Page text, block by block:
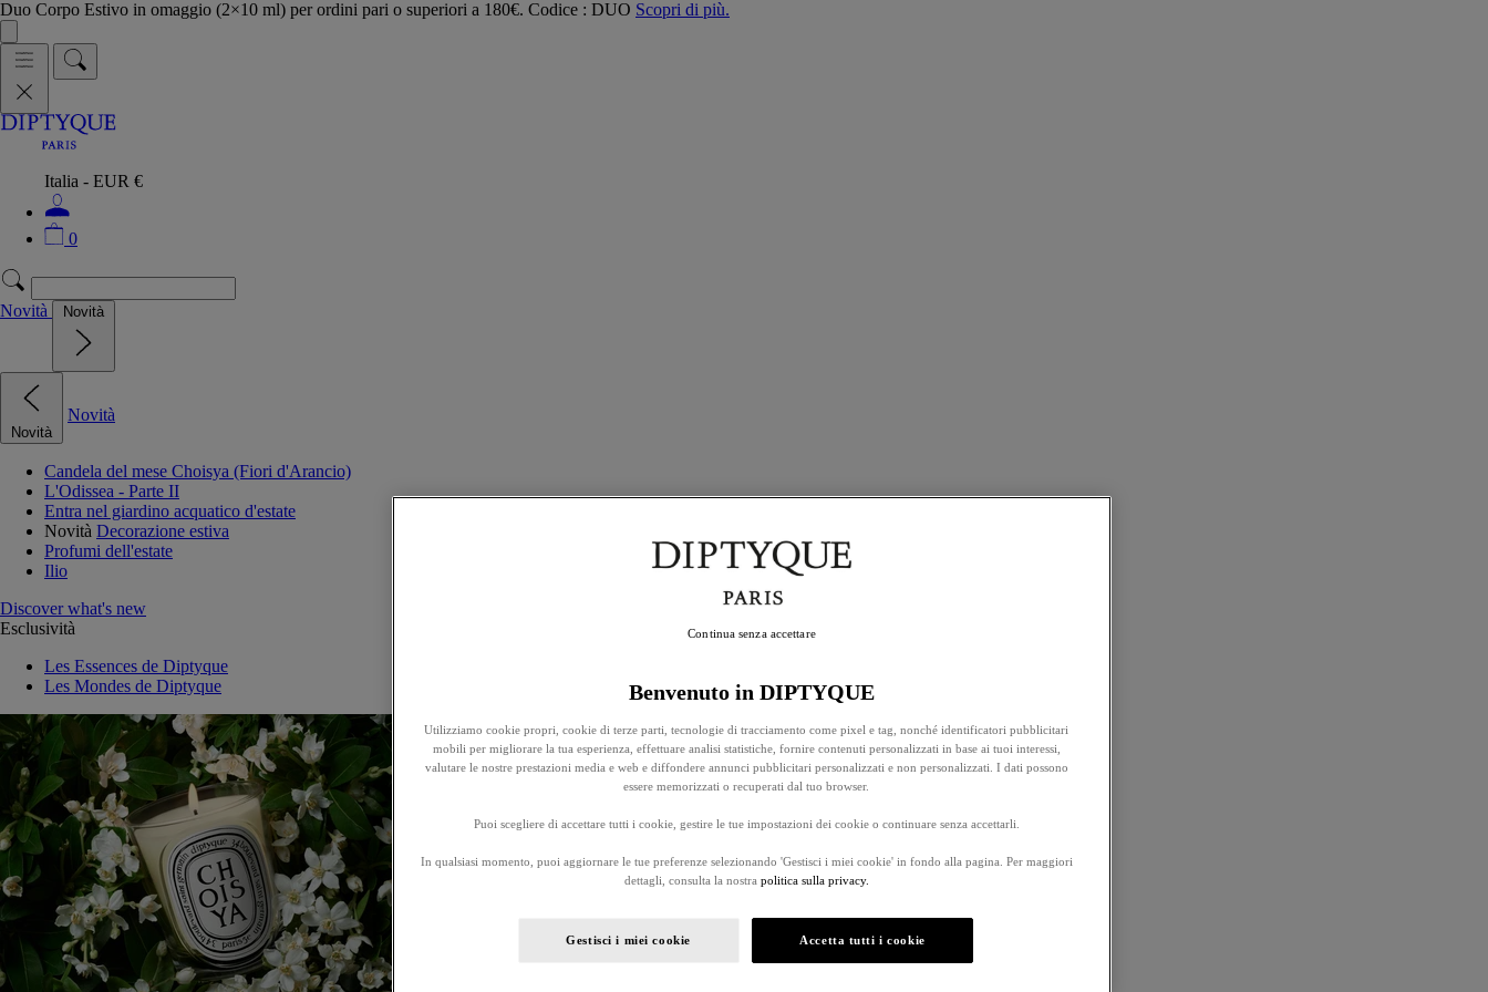
Duo Corpo Estivo in omaggio (2×10 ml) per ordini pari o superiori a 180€. Codice : DUO Scopri di più.
Italia - EUR €
0
Novità Novità
Novità
Novità
Candela del mese Choisya (Fiori d'Arancio)
L'Odissea - Parte II
Entra nel giardino acquatico d'estate
Novità Decorazione estiva
Profumi dell'estate
Ilio
Discover what's new
Esclusività
Les Essences de Diptyque
Les Mondes de Diptyque
Benvenuto in DIPTYQUE
Utilizziamo cookie propri, cookie di terze parti, tecnologie di tracciamento come pixel e tag, nonché identificatori pubblicitari
mobili per migliorare la tua esperienza, effettuare analisi statistiche, fornire contenuti personalizzati in base ai tuoi interessi,
valutare le nostre prestazioni media e web e diffondere annunci pubblicitari personalizzati e non personalizzati. I dati possono
essere memorizzati o recuperati dal tuo browser.
Puoi scegliere di accettare tutti i cookie, gestire le tue impostazioni dei cookie o continuare senza accettarli.
In qualsiasi momento, puoi aggiornare le tue preferenze selezionando 'Gestisci i miei cookie' in fondo alla pagina. Per maggiori
dettagli, consulta la nostra politica sulla privacy.
Gestisci i miei cookie Accetta tutti i cookie
Continua senza accettare